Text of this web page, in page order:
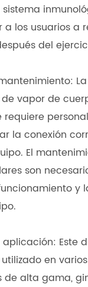
los usuarios a
del
vapor de
la conexión
El
son
y
aplicación: Este
en
de alta gama,